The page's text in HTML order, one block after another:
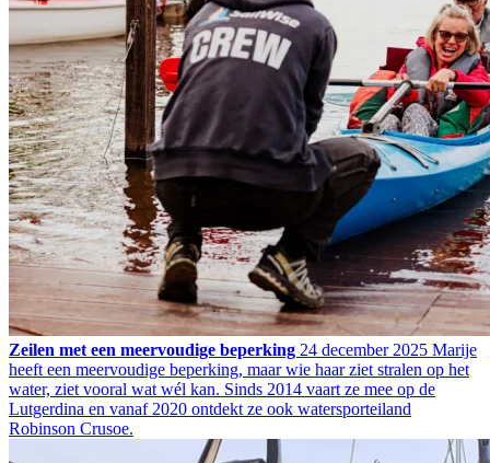
Zeilen met een meervoudige beperking 24 december 2025 Marije
heeft een meervoudige beperking, maar wie haar ziet stralen op het
water, ziet vooral wat wél kan. Sinds 2014 vaart ze mee op de
Lutgerdina en vanaf 2020 ontdekt ze ook watersporteiland
Robinson Crusoe.